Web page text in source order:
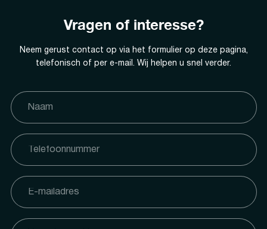
Vragen of interesse?
Neem gerust contact op via het formulier op deze pagina,
telefonisch of per e-mail. Wij helpen u snel verder.